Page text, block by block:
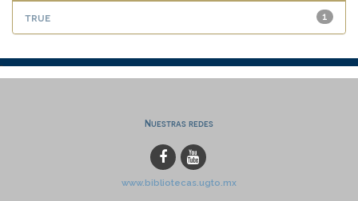
1
true
Nuestras redes
www.bibliotecas.ugto.mx